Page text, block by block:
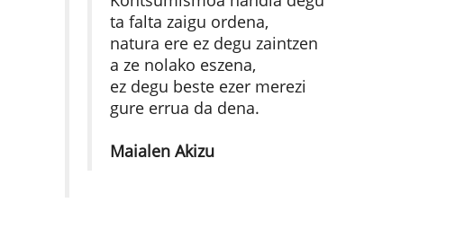
ta falta zaigu ordena,
natura ere ez degu zaintzen
a ze nolako eszena,
ez degu beste ezer merezi
gure errua da dena.
Maialen Akizu